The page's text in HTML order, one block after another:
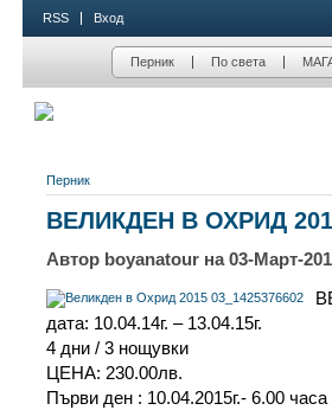
RSS Вход
Перник По света
Перник
ВЕЛИКДЕН В ОХРИД
Автор boyanatour на 03-Март-
дата: 10.04.14г. – 13.04.15г.
4 дни / 3 нощувки
ЦЕНА: 230.00лв.
Първи ден : 10.04.2015г.- 6.00